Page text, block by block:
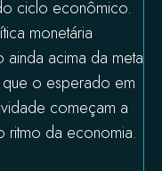
ciclo econômico.
monetária
ainda acima da meta
que o esperado em
começam a
ritmo da economia.